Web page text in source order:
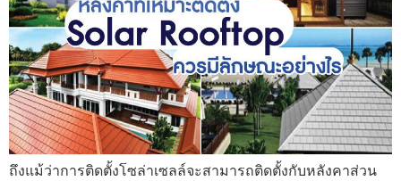
ถึงแม้ว่าการติดตั้งโซล่าเซลล์จะสามารถติดตั้งกับหลังคาส่วน